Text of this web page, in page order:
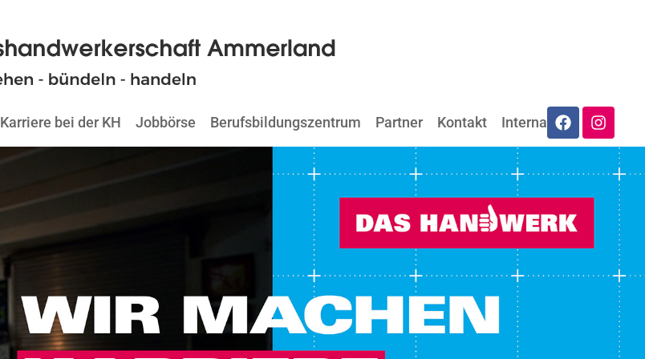
Karriere bei der KH Jobbörse Berufsbildungszentrum Partner Kontakt Internat